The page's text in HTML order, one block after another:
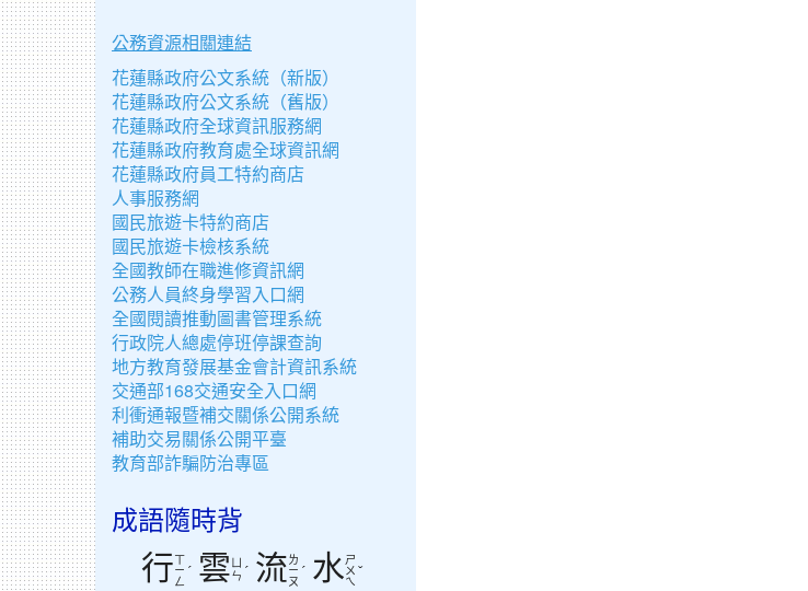
公務資源相關連結
花蓮縣政府公文系統（新版）
花蓮縣政府公文系統（舊版）
花蓮縣政府全球資訊服務網
花蓮縣政府教育處全球資訊網
花蓮縣政府員工特約商店
人事服務網
國民旅遊卡特約商店
國民旅遊卡檢核系統
全國教師在職進修資訊網
公務人員終身學習入口網
全國閱讀推動圖書管理系統
行政院人總處停班停課查詢
地方教育發展基金會計資訊系統
交通部168交通安全入口網
利衝通報暨補交關係公開系統
補助交易關係公開平臺
教育部詐騙防治專區
成語隨時背
行ㄒ
ㄧ
ㄥ
ˊ 雲ㄣ ˊ 流ㄌ
ㄧ
ㄡ
ˊ 水ㄕ
ㄨ
ㄟ
ˇ